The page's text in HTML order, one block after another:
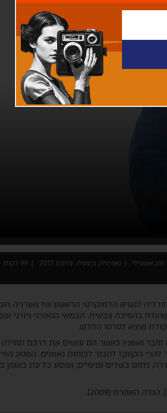
אובאשווילי גאורגיה, גרמניה, צרפת 2017 99 דקות
גמסחורדיה לנשיא הדמוקרטי הראשון של
בהפיכה צבאית. הבמאי הגאורגי גיורגי
מוצא לסרטו החדש.
וחבר נאמניו כאשר הם עושים את דרכם
הקווקז לחבור לכוחות נאמנים. המסע
נלחם בשדים פנימיים, ופוסע כל עת באופן